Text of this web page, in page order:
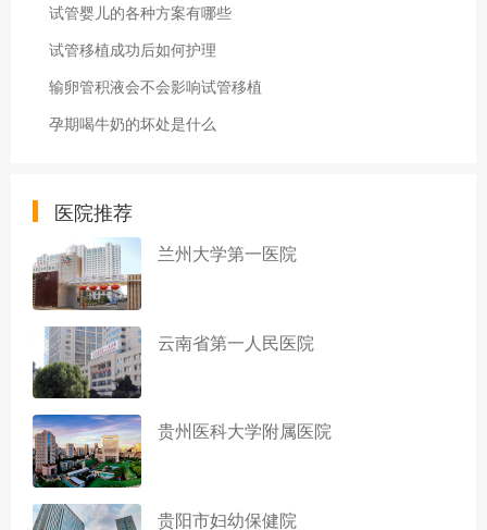
试管婴儿的各种方案有哪些
试管移植成功后如何护理
输卵管积液会不会影响试管移植
孕期喝牛奶的坏处是什么
医院推荐
兰州大学第一医院
云南省第一人民医院
贵州医科大学附属医院
贵阳市妇幼保健院